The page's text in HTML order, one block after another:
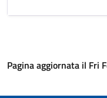
Pagina aggiornata il Fri